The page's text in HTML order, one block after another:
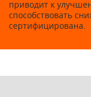
приводит к
способствовать
сертифицирована.